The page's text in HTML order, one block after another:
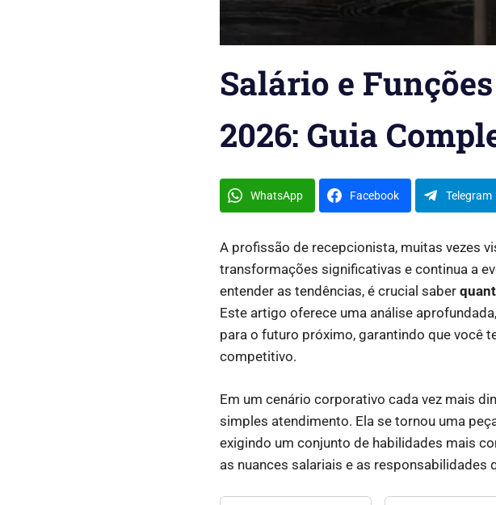
Salário e
2026: Guia
WhatsApp Facebook Telegram
A profissão de recepcionista, muitas vezes
transformações significativas e continua a
entender as tendências, é crucial saber
Este artigo oferece uma análise
para o futuro próximo, garantindo que você
competitivo.
Em um cenário corporativo cada vez mais
simples atendimento. Ela se tornou uma
exigindo um conjunto de habilidades mais
as nuances salariais e as